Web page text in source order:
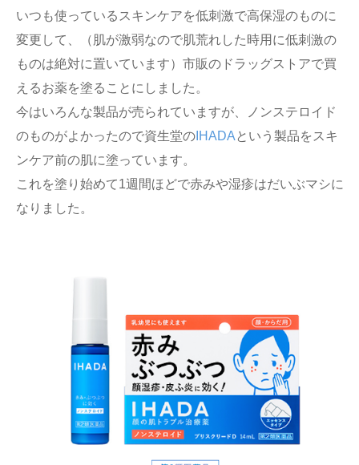
いつも使っているスキンケアを低刺激で高保湿のものに
変更して、（肌が激弱なので肌荒れした時用に低刺激の
ものは絶対に置いています）市販のドラッグストアで買
えるお薬を塗ることにしました。
今はいろんな製品が売られていますが、ノンステロイド
のものがよかったので資生堂の IHADA という製品をスキ
ンケア前の肌に塗っています。
これを塗り始めて1週間ほどで赤みや湿疹はだいぶマシに
なりました。